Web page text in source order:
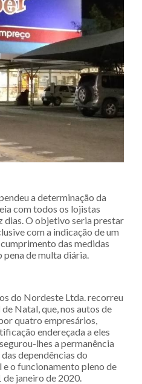
a determinação da
com todos os lojistas
dias. O objetivo seria prestar
com a indicação de um
das medidas
de multa diária.
do Nordeste Ltda. recorreu
Natal, que, nos autos de
quatro empresários,
endereçada a eles
lhes a permanência
dependências do
o funcionamento pleno de
janeiro de 2020.